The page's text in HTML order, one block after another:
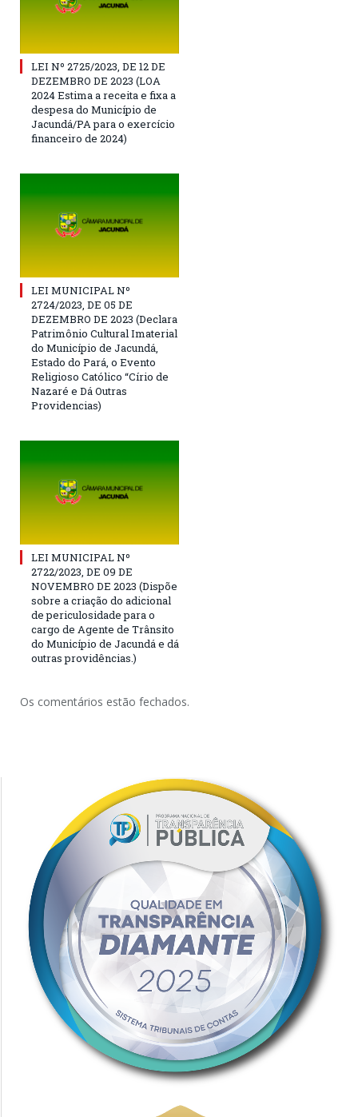
LEI Nº 2725/2023, DE 12 DE
DEZEMBRO DE 2023 (LOA
2024 Estima a receita e fixa a
despesa do Município de
Jacundá/PA para o exercício
financeiro de 2024)
LEI MUNICIPAL Nº
2724/2023, DE 05 DE
DEZEMBRO DE 2023 (Declara
Patrimônio Cultural Imaterial
do Município de Jacundá,
Estado do Pará, o Evento
Religioso Católico “Círio de
Nazaré e Dá Outras
Providencias)
LEI MUNICIPAL Nº
2722/2023, DE 09 DE
NOVEMBRO DE 2023 (Dispõe
sobre a criação do adicional
de periculosidade para o
cargo de Agente de Trânsito
do Município de Jacundá e dá
outras providências.)
Os comentários estão fechados.